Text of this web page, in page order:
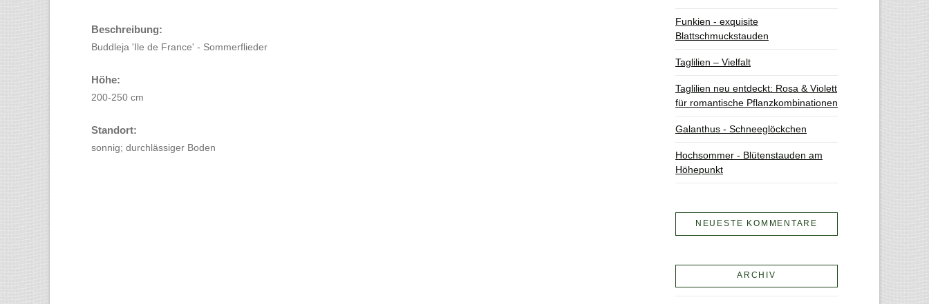
Beschreibung:
Buddleja 'Ile de France' - Sommerflieder
Höhe:
200-250 cm
Standort:
sonnig; durchlässiger Boden
Funkien - exquisite
Blattschmuckstauden
Taglilien – Vielfalt
Taglilien neu entdeckt: Rosa & Violett
für romantische Pflanzkombinationen
Galanthus - Schneeglöckchen
Hochsommer - Blütenstauden am
Höhepunkt
NEUESTE KOMMENTARE
ARCHIV